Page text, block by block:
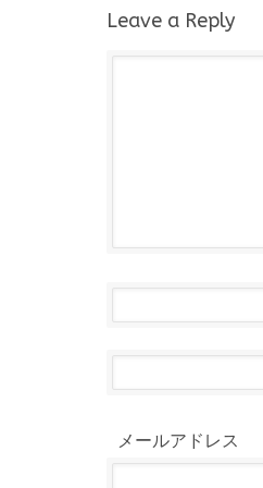
Leave a Reply
メールアドレス